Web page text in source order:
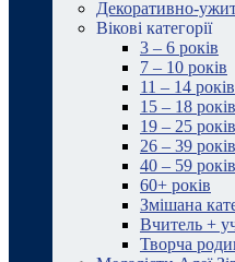
Декоративно-
Вікові категорії
3 – 6 років
7 – 10 років
11 – 14 років
15 – 18 років
19 – 25 років
26 – 39 років
40 – 59 років
60+ років
Змішана
Вчитель +
Творча